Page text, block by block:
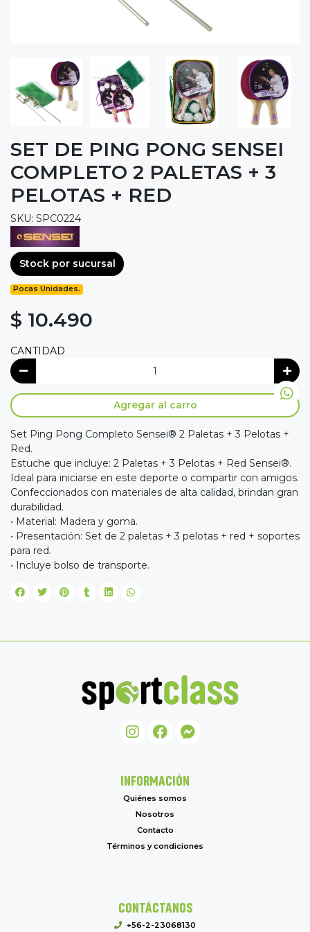
SET DE PING PONG SENSEI
COMPLETO 2 PALETAS + 3
PELOTAS + RED
SKU: SPC0224
Stock por sucursal
Pocas Unidades.
$ 10.490
CANTIDAD
Agregar al carro
Set Ping Pong Completo Sensei® 2 Paletas + 3 Pelotas +
Red.
Estuche que incluye: 2 Paletas + 3 Pelotas + Red Sensei®.
Ideal para iniciarse en este deporte o compartir con amigos.
Confeccionados con materiales de alta calidad, brindan gran
durabilidad.
• Material: Madera y goma.
• Presentación: Set de 2 paletas + 3 pelotas + red + soportes
para red.
• Incluye bolso de transporte.
INFORMACIÓN
Quiénes somos
Nosotros
Contacto
Términos y condiciones
CONTÁCTANOS
+56-2-23068130